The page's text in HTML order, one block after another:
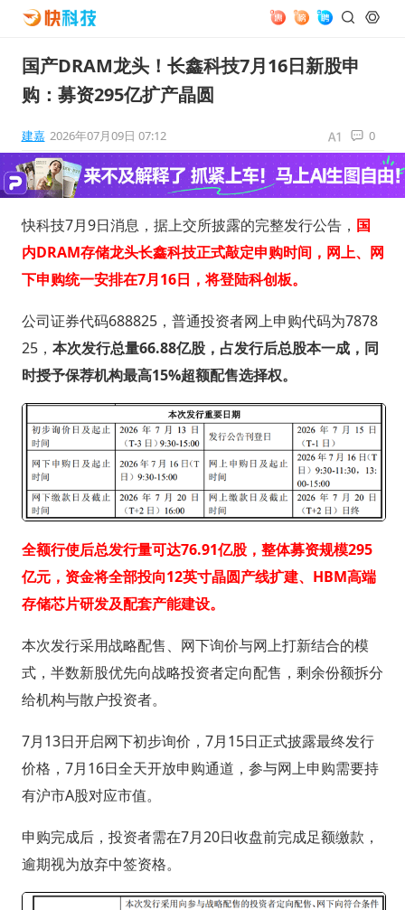
国产DRAM龙头！长鑫科技7月16日新股申
购：募资295亿扩产晶圆
建嘉 2026年07月09日 07:12 0
快科技7月9日消息，据上交所披露的完整发行公告， 国
内DRAM存储龙头长鑫科技正式敲定申购时间，网上、网
下申购统一安排在7月16日，将登陆科创板。
公司证券代码688825，普通投资者网上申购代码为7878
25， 本次发行总量66.88亿股，占发行后总股本一成，同
时授予保荐机构最高15%超额配售选择权。
全额行使后总发行量可达76.91亿股，整体募资规模295
亿元，资金将全部投向12英寸晶圆产线扩建、HBM高端
存储芯片研发及配套产能建设。
本次发行采用战略配售、网下询价与网上打新结合的模
式，半数新股优先向战略投资者定向配售，剩余份额拆分
给机构与散户投资者。
7月13日开启网下初步询价，7月15日正式披露最终发行
价格，7月16日全天开放申购通道，参与网上申购需要持
有沪市A股对应市值。
申购完成后，投资者需在7月20日收盘前完成足额缴款，
逾期视为放弃中签资格。